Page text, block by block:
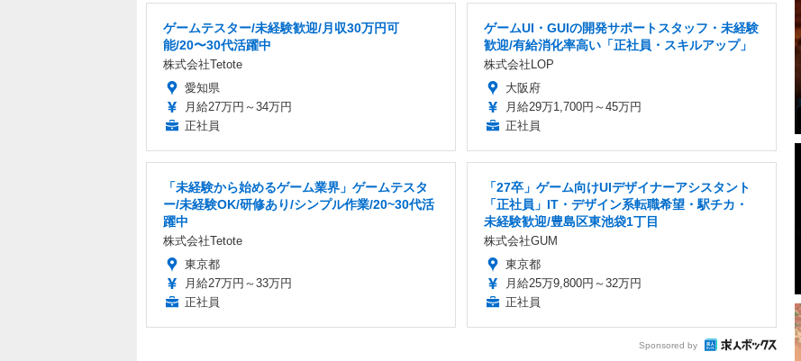
ゲームテスター/未経験歓迎/月収30万円可
能/20〜30代活躍中
株式会社Tetote
愛知県
月給27万円～34万円
正社員
ゲームUI・GUIの開発サポートスタッフ・未経験
歓迎/有給消化率高い「正社員・スキルアップ」
株式会社LOP
大阪府
月給29万1,700円～45万円
正社員
「未経験から始めるゲーム業界」ゲームテスタ
ー/未経験OK/研修あり/シンプル作業/20~30代活
躍中
株式会社Tetote
東京都
月給27万円～33万円
正社員
「27卒」ゲーム向けUIデザイナーアシスタント
「正社員」IT・デザイン系転職希望・駅チカ・
未経験歓迎/豊島区東池袋1丁目
株式会社GUM
東京都
月給25万9,800円～32万円
正社員
Sponsored by